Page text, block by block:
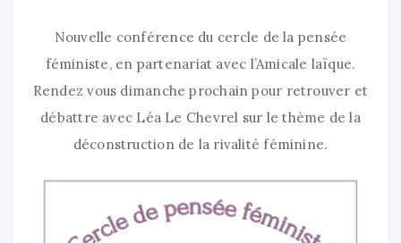
Nouvelle conférence du cercle de la pensée
féministe, en partenariat avec l’Amicale laïque.
Rendez vous dimanche prochain pour retrouver et
débattre avec Léa Le Chevrel sur le thème de la
déconstruction de la rivalité féminine.